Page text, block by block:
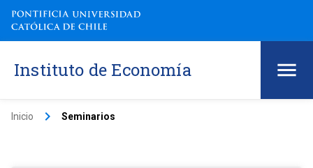
Instituto de Economía
Inicio keyboard_arrow_right Seminarios